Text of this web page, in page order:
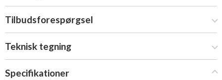
Tilbudsforespørgsel
Teknisk tegning
Specifikationer